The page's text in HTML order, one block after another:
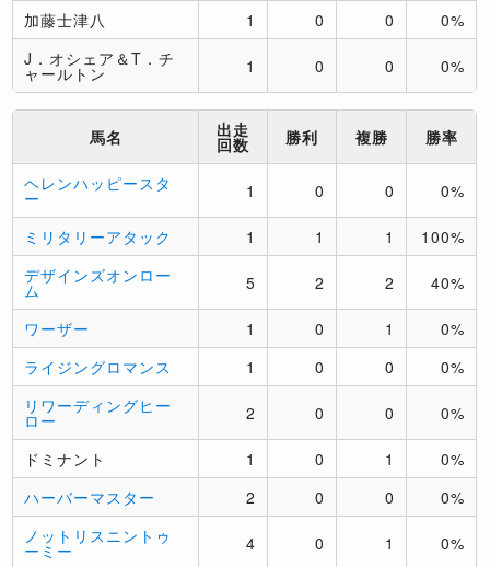
加藤士津八 1 0 0
0%
J．オシェア＆T．チ
ャールトン 1 0 0 0%
馬名 出走
回数 勝利 複勝 勝率
ヘレンハッピースタ
ー 1 0 0 0%
ミリタリーアタック 1 1 1
100%
デザインズオンロー
ム 5 2 2 40%
ワーザー 1 0 1
0%
ライジングロマンス
1 0 0
0%
リワーディングヒー
ロー 2 0 0 0%
ドミナント 1 0 1
0%
ハーバーマスター
2 0 0
0%
ノットリスニントゥ
ーミー 4 0 1 0%